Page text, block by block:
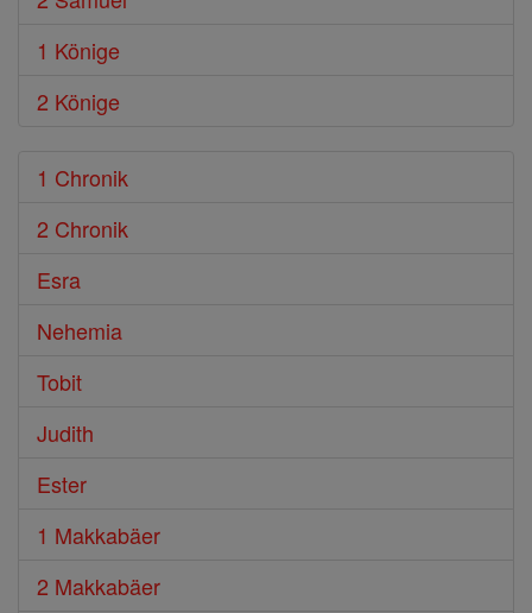
1 Könige
2 Könige
1 Chronik
2 Chronik
Esra
Nehemia
Tobit
Judith
Ester
1 Makkabäer
2 Makkabäer